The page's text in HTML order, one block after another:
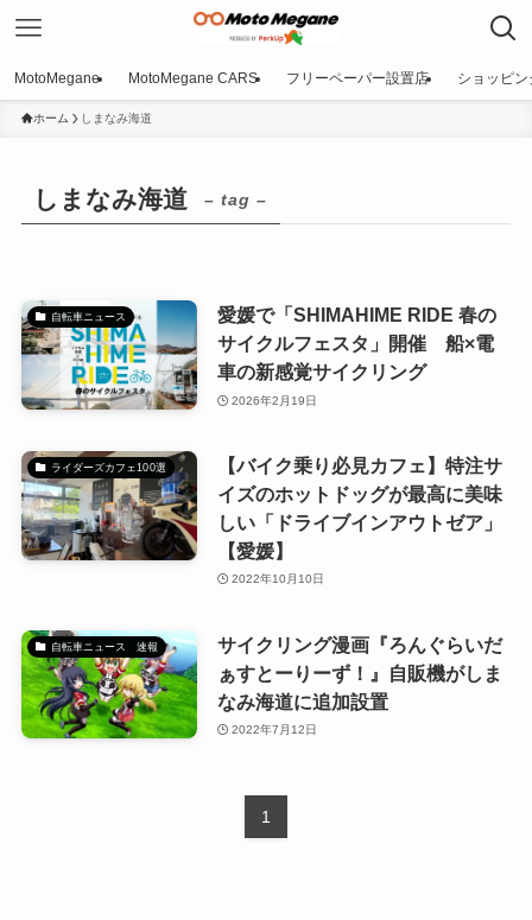
MotoMegane MotoMegane CARS フリーペーパー設置店 ショッピン
ホーム しまなみ海道
しまなみ海道 – tag –
自転車ニュース
愛媛で「SHIMAHIME RIDE 春の
サイクルフェスタ」開催 船×電
車の新感覚サイクリング
2026年2月19日
ライダーズカフェ100選
【バイク乗り必見カフェ】特注サ
イズのホットドッグが最高に美味
しい「ドライブインアウトゼア」
【愛媛】
2022年10月10日
自転車ニュース 速報
サイクリング漫画『ろんぐらいだ
ぁすとーりーず！』自販機がしま
なみ海道に追加設置
2022年7月12日
1